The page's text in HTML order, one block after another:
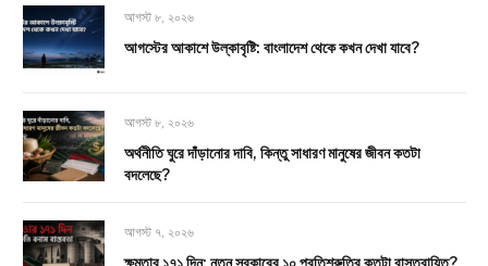
আগস্ট ৮, ২০২৬
আগস্টের আকাশে উল্কাবৃষ্টি: বাংলাদেশ থেকে কখন দেখা যাবে?
আগস্ট ৮, ২০২৬
অর্থনীতি ঘুরে দাঁড়ানোর দাবি, কিন্তু সাধারণ মানুষের জীবন কতটা
বদলেছে?
আগস্ট ৭, ২০২৬